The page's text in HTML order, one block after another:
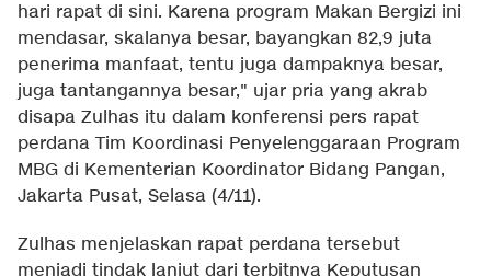
hari rapat di sini. Karena program Makan Bergizi ini
mendasar, skalanya besar, bayangkan 82,9 juta
penerima manfaat, tentu juga dampaknya besar,
juga tantangannya besar," ujar pria yang akrab
disapa Zulhas itu dalam konferensi pers rapat
perdana Tim Koordinasi Penyelenggaraan Program
MBG di Kementerian Koordinator Bidang Pangan,
Jakarta Pusat, Selasa (4/11).
Zulhas menjelaskan rapat perdana tersebut
menjadi tindak lanjut dari terbitnya Keputusan